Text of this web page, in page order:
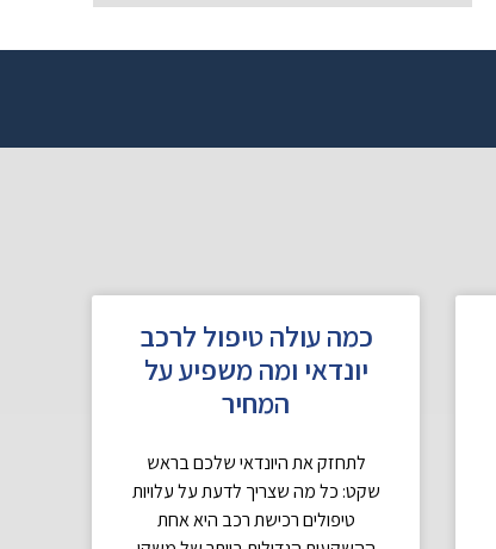
כמה עולה טיפול לרכב
יונדאי ומה משפיע על
המחיר
לתחזק את היונדאי שלכם בראש
שקט: כל מה שצריך לדעת על עלויות
טיפולים רכישת רכב היא אחת